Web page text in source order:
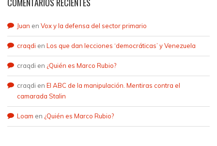
Juan en Vox y la defensa del sector primario
craqdi en Los que dan lecciones ‘democráticas’ y Venezuela
craqdi en ¿Quién es Marco Rubio?
craqdi en El ABC de la manipulación. Mentiras contra el
camarada Stalin
Loam en ¿Quién es Marco Rubio?